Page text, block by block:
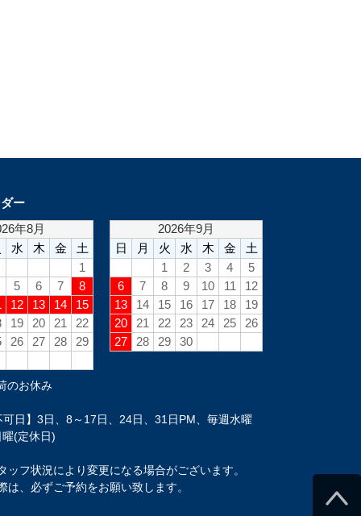
ー
のお休み
可日】3日、8～17日、24日、31日PM、毎週水曜
(定休日)
ッフ状況により変更になる場合がございます。
は、必ずご予約をお願い致します。